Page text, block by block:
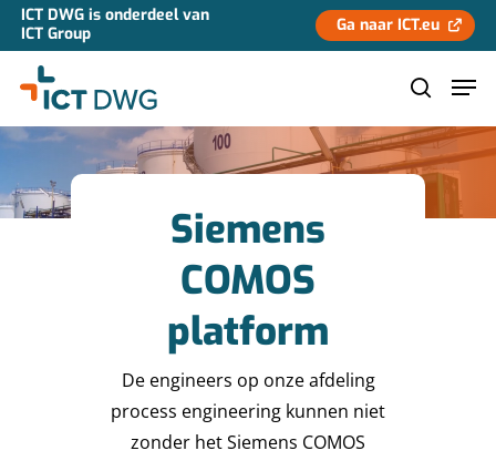
ICT DWG is onderdeel van
ICT Group
Ga naar ICT.eu
Siemens
COMOS
platform
De engineers op onze afdeling
process engineering kunnen niet
zonder het Siemens COMOS